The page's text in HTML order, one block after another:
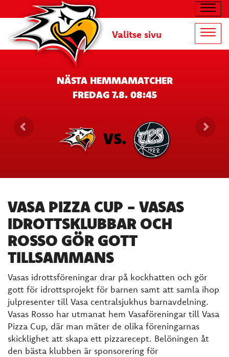
Valitse sivu
NÄSTA HEMMAMATCHER
FREDAG 7.8. 08:45
VS.
VASA PIZZA CUP - VASAS
IDROTTSKLUBBAR OCH
ROSSO GÖR GOTT
TILLSAMMANS
Vasas idrottsföreningar drar på kockhatten och gör
gott för idrottsprojekt för barnen samt att samla ihop
julpresenter till Vasa centralsjukhus barnavdelning.
Vasas Rosso har utmanat hem Vasaföreningar till Vasa
Pizza Cup, där man mäter de olika föreningarnas
skicklighet att skapa ett pizzarecept. Belöningen åt
den bästa klubben är sponsorering för